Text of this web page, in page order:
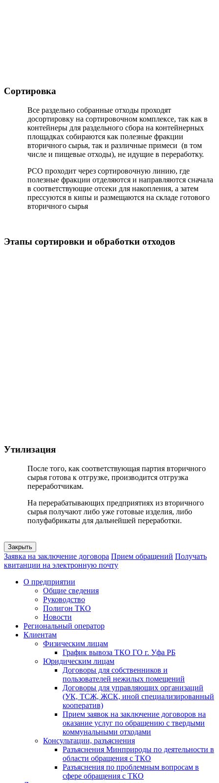
Сортировка
Все раздельно собранные отходы проходят
досортировку на сортировочном комплексе, так как в
контейнеры для раздельного сбора на контейнерных
площадках собираются как полезные фракции
вторичного сырья, так и различные примеси (в том
числе и пищевые отходы), не идущие в переработку.
РСО проходит через сортировочную линию, где
полезные фракции отделяются и направляются сначала
в соответствующие отсеки для накопления, а затем
прессуются в кипы и размещаются на складе готового
вторичного сырья
Этапы сортировки и обработки отходов
Утилизация
После того, как соответствующая партия вторичного
сырья готова к отгрузке, производится отгрузка
переработчикам.
На перерабатывающих предприятиях из вторичного
сырья получают либо уже готовые изделия, либо
полуфабрикаты для дальнейшей переработки.
Закрыть
Заявка на заключение договора Прием обращений Получать
квитанции на электронную почту
О предприятии
Общие сведения
Руководство
Полигон ТКО
Новости
Региональный оператор
Клиентам
Физическим лицам
График вывоза ТКО ГО г. Уфа РБ
Юридическим лицам
Договоры для собственников и
пользователей нежилых помещений
Договоры для управляющих организаций
(УК, ТСЖ, ЖСК, иной специализированный
кооператив)
Прием заявок на заключение договоров на
оказание услуг по обращению с твердыми
коммунальными отходами
Консультации, разъяснения
Разъяснения Минприроды по деятельности в
области обращения с ТКО
Разъяснения по проблемным вопросам в
сфере обращения с ТКО